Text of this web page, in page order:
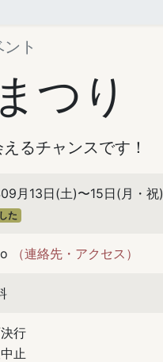
ト
つり
るチャンスです！
月13日(土)〜15日(月・祝)
た
（連絡先・アクセス）
行
止